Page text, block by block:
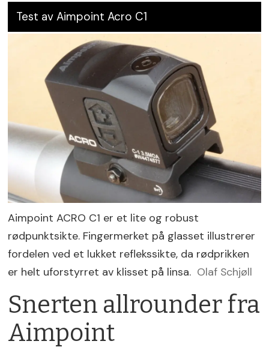
Test av Aimpoint Acro C1
Aimpoint ACRO C1 er et lite og robust
rødpunktsikte. Fingermerket på glasset illustrerer
fordelen ved et lukket reflekssikte, da rødprikken
er helt uforstyrret av klisset på linsa. Olaf Schjøll
Snerten allrounder fra
Aimpoint